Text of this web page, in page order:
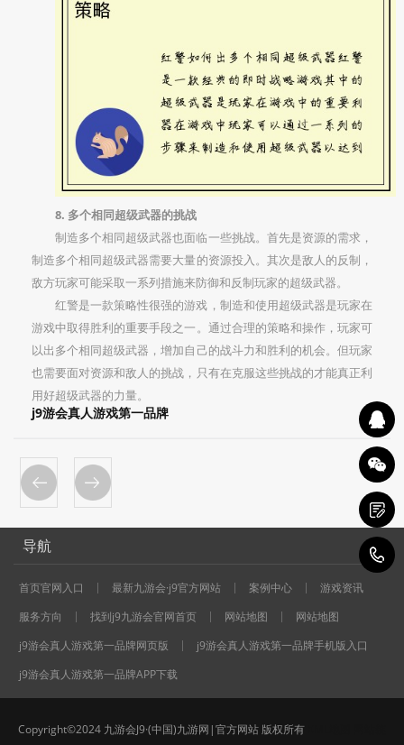
8. 多个相同超级武器的挑战
制造多个相同超级武器也面临一些挑战。首先是资源的需求，
制造多个相同超级武器需要大量的资源投入。其次是敌人的反制，
敌方玩家可能采取一系列措施来防御和反制玩家的超级武器。
红警是一款策略性很强的游戏，制造和使用超级武器是玩家在
游戏中取得胜利的重要手段之一。通过合理的策略和操作，玩家可
以出多个相同超级武器，增加自己的战斗力和胜利的机会。但玩家
也需要面对资源和敌人的挑战，只有在克服这些挑战的才能真正利
用好超级武器的力量。
j9游会真人游戏第一品牌
导航
首页官网入口 最新九游会·j9官方网站 案例中心
游戏资讯
服务方向
找到j9九游会官网首页 网站地图
网站地图
j9游会真人游戏第一品牌网页版
j9游会真人游戏第一品牌手机版入口
j9游会真人游戏第一品牌APP下载
Copyright©2024 九游会J9·(中国)九游网|官方网站 版权所有